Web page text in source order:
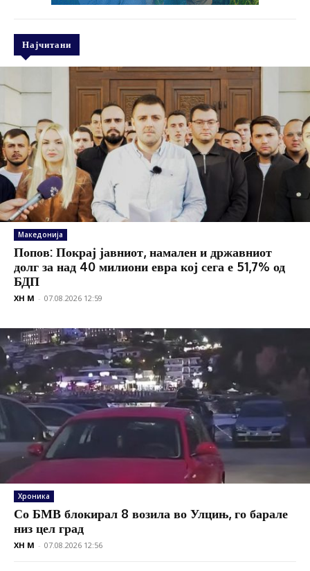
Најчитани
Македонија
Попов: Покрај јавниот, намален и државниот
долг за над 40 милиони евра кој сега е 51,7% од
БДП
XH M - 07.08.2026 12:59
Хроника
Со БМВ блокирал 8 возила во Улцињ, го барале
низ цел град
XH M - 07.08.2026 12:56